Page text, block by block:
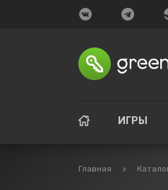
ИГРЫ
Главная >